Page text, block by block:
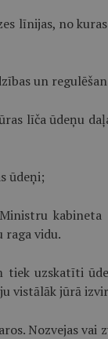
līnijas, no
un
līča ūdeņu
ūdeņi;
raga vidu.
uzskatīti
vistālāk jūrā
Nozvejas